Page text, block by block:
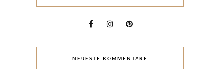
NEUESTE KOMMENTARE